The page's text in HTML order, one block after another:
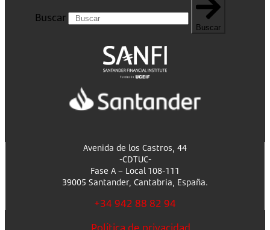
Buscar
Buscar
Avenida de los Castros, 44
-CDTUC-
Fase A – Local 108-111
39005 Santander, Cantabria, España.
+34 942 88 82 94
Política de privacidad